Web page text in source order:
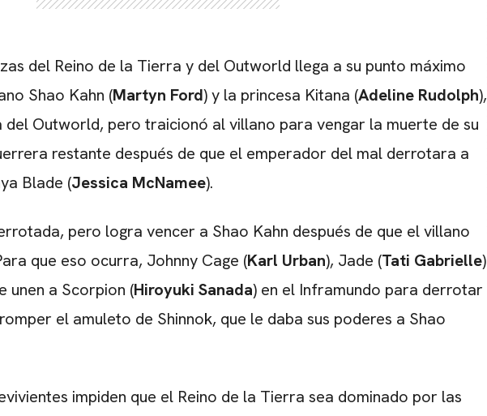
del Reino de la Tierra y del Outworld llega a su punto máximo
Shao Kahn (Martyn Ford) y la princesa Kitana (Adeline Rudolph),
del Outworld, pero traicionó al villano para vengar la muerte de su
restante después de que el emperador del mal derrotara a
Blade (Jessica McNamee).
pero logra vencer a Shao Kahn después de que el villano
que eso ocurra, Johnny Cage (Karl Urban), Jade (Tati Gabrielle)
unen a Scorpion (Hiroyuki Sanada) en el Inframundo para derrotar
el amuleto de Shinnok, que le daba sus poderes a Shao
impiden que el Reino de la Tierra sea dominado por las